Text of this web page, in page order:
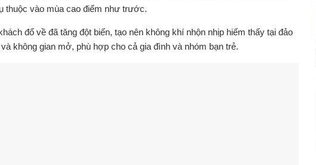
thuộc vào mùa cao điểm như trước.
đổ về đã tăng đột biến, tạo nên không khí nhộn nhịp hiếm thấy tại đảo
không gian mở, phù hợp cho cả gia đình và nhóm bạn trẻ.